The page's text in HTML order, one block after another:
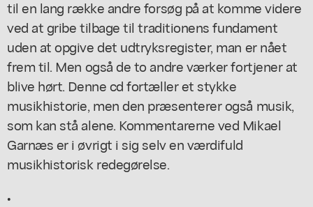
til en lang række andre forsøg på at komme videre
ved at gribe tilbage til traditionens fundament
uden at opgive det udtryksregister, man er nået
frem til. Men også de to andre værker fortjener at
blive hørt. Denne cd fortæller et stykke
musikhistorie, men den præsenterer også musik,
som kan stå alene. Kommentarerne ved Mikael
Garnæs er i øvrigt i sig selv en værdifuld
musikhistorisk redegørelse.
•